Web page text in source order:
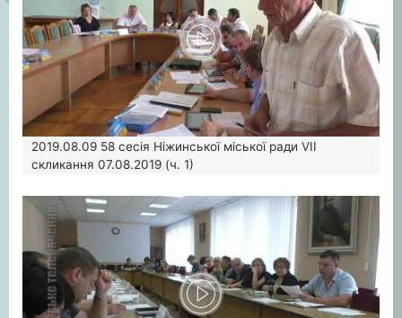
2019.08.09 58 сесія Ніжинської міської ради VII
скликання 07.08.2019 (ч. 1)